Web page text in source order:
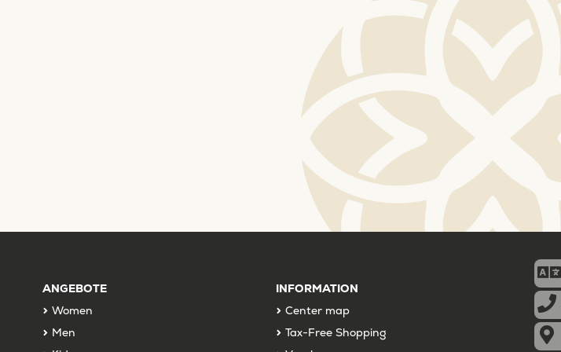
ANGEBOTE
Women
Men
INFORMATION
Center map
Tax-Free Shopping